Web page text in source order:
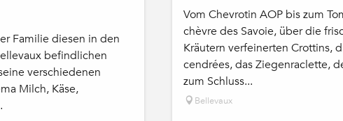
Familie diesen in den
befindlichen
verschiedenen
Milch, Käse,
Vom Chevrotin AOP bis zum
chèvre des Savoie, über die
Kräutern verfeinerten Crottins,
cendrées, das Ziegenraclette,
zum Schluss...
Bellevaux